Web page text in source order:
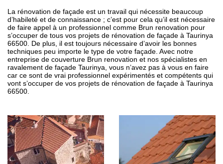
La rénovation de façade est un travail qui nécessite beaucoup
d’habileté et de connaissance ; c’est pour cela qu’il est nécessaire
de faire appel à un professionnel comme Brun renovation pour
s’occuper de tous vos projets de rénovation de façade à Taurinya
66500. De plus, il est toujours nécessaire d’avoir les bonnes
techniques peu importe le type de votre façade. Avec notre
entreprise de couverture Brun renovation et nos spécialistes en
ravalement de façade Taurinya, vous n’avez pas à vous en faire
car ce sont de vrai professionnel expérimentés et compétents qui
vont s’occuper de vos projets de rénovation de façade à Taurinya
66500.